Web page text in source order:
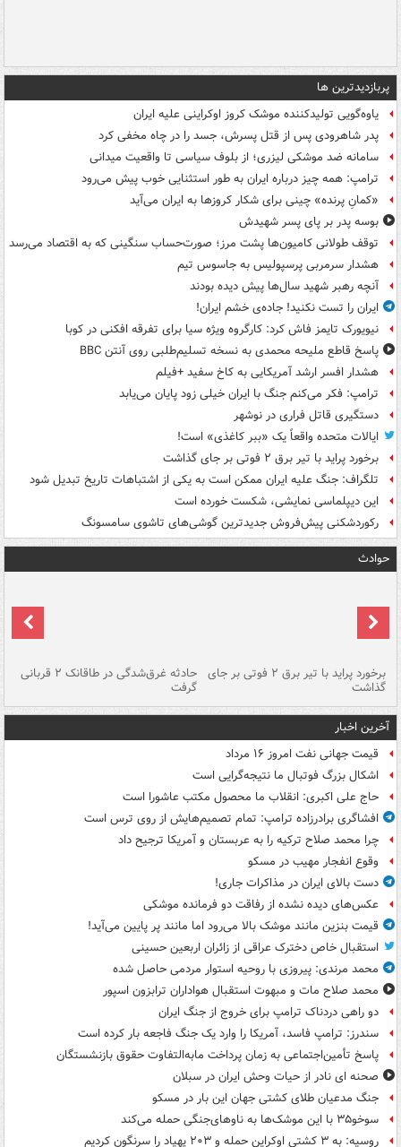
پربازدیدترین ها
یاوه‌گویی تولیدکننده موشک کروز اوکراینی علیه ایران
پدر شاهرودی پس از قتل پسرش، جسد را در چاه مخفی کرد
سامانه ضد موشکی لیزری؛ از بلوف سیاسی تا واقعیت میدانی
ترامپ: همه چیز درباره ایران به طور استثنایی خوب پیش می‌رود
«کمانِ پرنده» چینی برای شکار کروزها به ایران می‌آید
بوسه‌ پدر بر پای پسر شهیدش
توقف طولانی کامیون‌ها پشت مرز؛ صورت‌حساب سنگینی که به اقتصاد می‌رسد
هشدار سرمربی پرسپولیس به جاسوس تیم
آنچه رهبر شهید سال‌ها پیش دیده بودند
ایران را تست نکنید! جاده‌ی خشم ایران!
نیویورک تایمز فاش کرد: کارگروه ویژه سیا برای تفرقه افکنی در کوبا
پاسخ قاطع ملیحه محمدی به نسخه تسلیم‌طلبی روی آنتن BBC
هشدار افسر ارشد آمریکایی به کاخ سفید +فیلم
ترامپ: فکر می‌کنم جنگ با ایران خیلی زود پایان می‌یابد
دستگیری قاتل فراری در نوشهر
ایالات متحده واقعاً یک «ببر کاغذی» است!
برخورد پراید با تیر برق ۲ فوتی بر جای گذاشت
تلگراف: جنگ علیه ایران ممکن است به یکی از اشتباهات تاریخ تبدیل شود
این دیپلماسی نمایشی، شکست خورده است
رکوردشکنی پیش‌فروش جدیدترین گوشی‌های تاشوی سامسونگ
حوادث
برخورد پراید با تیر برق ۲ فوتی بر جای
گذاشت
حادثه غرق‌شدگی در طاقانک ۲ قربانی
گرفت
آخرین اخبار
قیمت جهانی نفت امروز ۱۶ مرداد
اشکال بزرگ فوتبال ما نتیجه‌گرایی است
حاج علی اکبری: انقلاب ما محصول مکتب عاشورا است
افشاگری برادرزاده ترامپ: تمام تصمیم‌هایش از روی ترس است
چرا محمد صلاح ترکیه را به عربستان و آمریکا ترجیح داد
وقوع انفجار مهیب در مسکو
دست بالای ایران در مذاکرات جاری!
عکس‌های دیده نشده از رفاقت دو فرمانده‌ موشکی
قیمت بنزین مانند موشک بالا می‌رود اما مانند پر پایین می‌آید!
استقبال خاص دخترک عراقی از زائران اربعین حسینی
محمد مرندی: پیروزی با روحیه استوار مردمی حاصل شده
محمد صلاح مات و مبهوت استقبال هواداران ترابزون اسپور
دو راهی دردناک ترامپ برای خروج از جنگ ایران
سندرز: ترامپ فاسد، آمریکا را وارد یک جنگ فاجعه بار کرده است
پاسخ تأمین‌اجتماعی به زمان پرداخت مابه‌التفاوت حقوق بازنشستگان
صحنه ای نادر از حیات وحش ایران در سبلان
جنگ مدعیان طلای کشتی جهان این بار در مسکو
سوخو۳۵ با این موشک‌ها به ناوهای‌جنگی حمله می‌کند
روسیه: به ۳ کشتی اوکراین حمله و ۲۰۳ پهپاد را سرنگون کردیم